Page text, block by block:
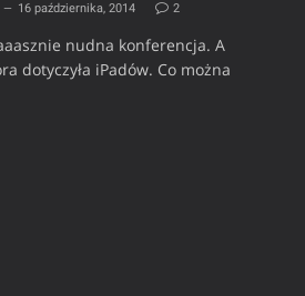
16 października, 2014 2
nudna konferencja. A
dotyczyła iPadów. Co można